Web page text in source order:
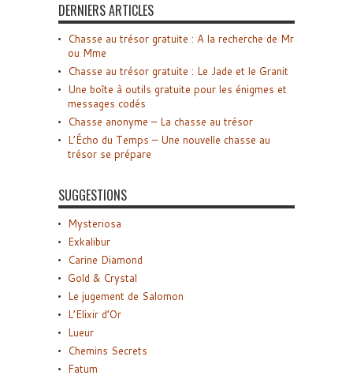
DERNIERS ARTICLES
Chasse au trésor gratuite : A la recherche de Mr
ou Mme
Chasse au trésor gratuite : Le Jade et le Granit
Une boîte à outils gratuite pour les énigmes et
messages codés
Chasse anonyme – La chasse au trésor
L’Écho du Temps – Une nouvelle chasse au
trésor se prépare
SUGGESTIONS
Mysteriosa
Exkalibur
Carine Diamond
Gold & Crystal
Le jugement de Salomon
L’Elixir d’Or
Lueur
Chemins Secrets
Fatum